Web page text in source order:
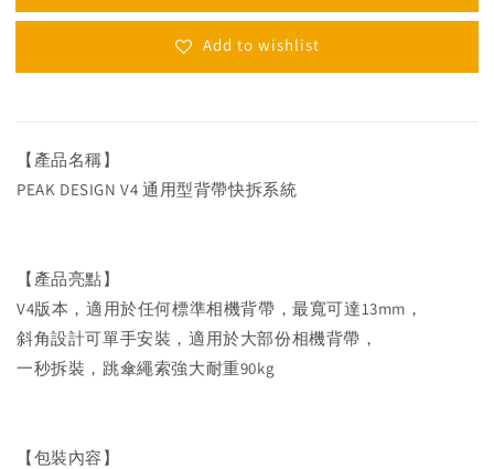
Add to wishlist
【產品名稱】
PEAK DESIGN V4 通用型背帶快拆系統
【產品亮點】
V4版本，適用於任何標準相機背帶，最寬可達13mm，
斜角設計可單手安裝，適用於大部份相機背帶，
一秒拆裝，跳傘繩索強大耐重90kg
【包裝內容】